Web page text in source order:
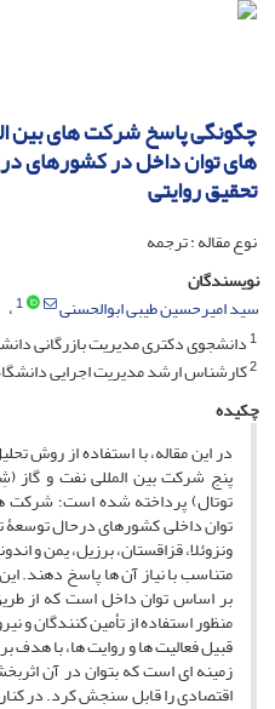
چگونگی پاسخ شرکت های بین
های توان داخل در کشورهای
تحقیق روایتی
نوع مقاله : ترجمه
نویسندگان
سید امیرحسین طیبی ابوالحسنی
1
1دانشجوی دکتری مدیریت بازرگانی
2کارشناس ارشد مدیریت اجرایی
چکیده
در این مقاله، با استفاده از روش
پنج شرکت بین المللی نفت و گاز
توتال) پرداخته شده است؛ شرکت
توان داخلی کشورهای درحال توسعۀ
متناسب با نیاز آن ها پاسخ دهند.
بر اساس توان داخل است که از
منظور استفاده از تأمین کنندگان و
قبیل فعالیت ها و روایت ها، با هدف
زمینه ای است که بتوان در آن
اقتصادی را قابل سنجش کرد. در